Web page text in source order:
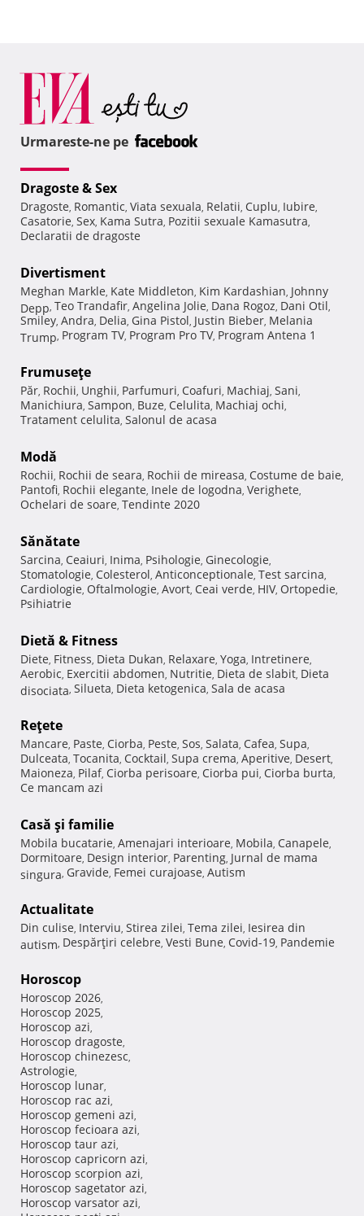
Urmareste-ne pe
Dragoste & Sex
Dragoste, Romantic, Viata sexuala, Relatii, Cuplu, Iubire,
Casatorie, Sex, Kama Sutra, Pozitii sexuale Kamasutra,
Declaratii de dragoste
Divertisment
Meghan Markle, Kate Middleton, Kim Kardashian, Johnny
Depp, Teo Trandafir, Angelina Jolie, Dana Rogoz, Dani Otil,
Smiley, Andra, Delia, Gina Pistol, Justin Bieber, Melania
Trump, Program TV, Program Pro TV, Program Antena 1
Frumuseţe
Păr, Rochii, Unghii, Parfumuri, Coafuri, Machiaj, Sani,
Manichiura, Sampon, Buze, Celulita, Machiaj ochi,
Tratament celulita, Salonul de acasa
Modă
Rochii, Rochii de seara, Rochii de mireasa, Costume de baie,
Pantofi, Rochii elegante, Inele de logodna, Verighete,
Ochelari de soare, Tendinte 2020
Sănătate
Sarcina, Ceaiuri, Inima, Psihologie, Ginecologie,
Stomatologie, Colesterol, Anticonceptionale, Test sarcina,
Cardiologie, Oftalmologie, Avort, Ceai verde, HIV, Ortopedie,
Psihiatrie
Dietă & Fitness
Diete, Fitness, Dieta Dukan, Relaxare, Yoga, Intretinere,
Aerobic, Exercitii abdomen, Nutritie, Dieta de slabit, Dieta
disociata, Silueta, Dieta ketogenica, Sala de acasa
Reţete
Mancare, Paste, Ciorba, Peste, Sos, Salata, Cafea, Supa,
Dulceata, Tocanita, Cocktail, Supa crema, Aperitive, Desert,
Maioneza, Pilaf, Ciorba perisoare, Ciorba pui, Ciorba burta,
Ce mancam azi
Casă şi familie
Mobila bucatarie, Amenajari interioare, Mobila, Canapele,
Dormitoare, Design interior, Parenting, Jurnal de mama
singura, Gravide, Femei curajoase, Autism
Actualitate
Din culise, Interviu, Stirea zilei, Tema zilei, Iesirea din
autism, Despărţiri celebre, Vesti Bune, Covid-19, Pandemie
Horoscop
Horoscop 2026,
Horoscop 2025,
Horoscop azi,
Horoscop dragoste,
Horoscop chinezesc,
Astrologie,
Horoscop lunar,
Horoscop rac azi,
Horoscop gemeni azi,
Horoscop fecioara azi,
Horoscop taur azi,
Horoscop capricorn azi,
Horoscop scorpion azi,
Horoscop sagetator azi,
Horoscop varsator azi,